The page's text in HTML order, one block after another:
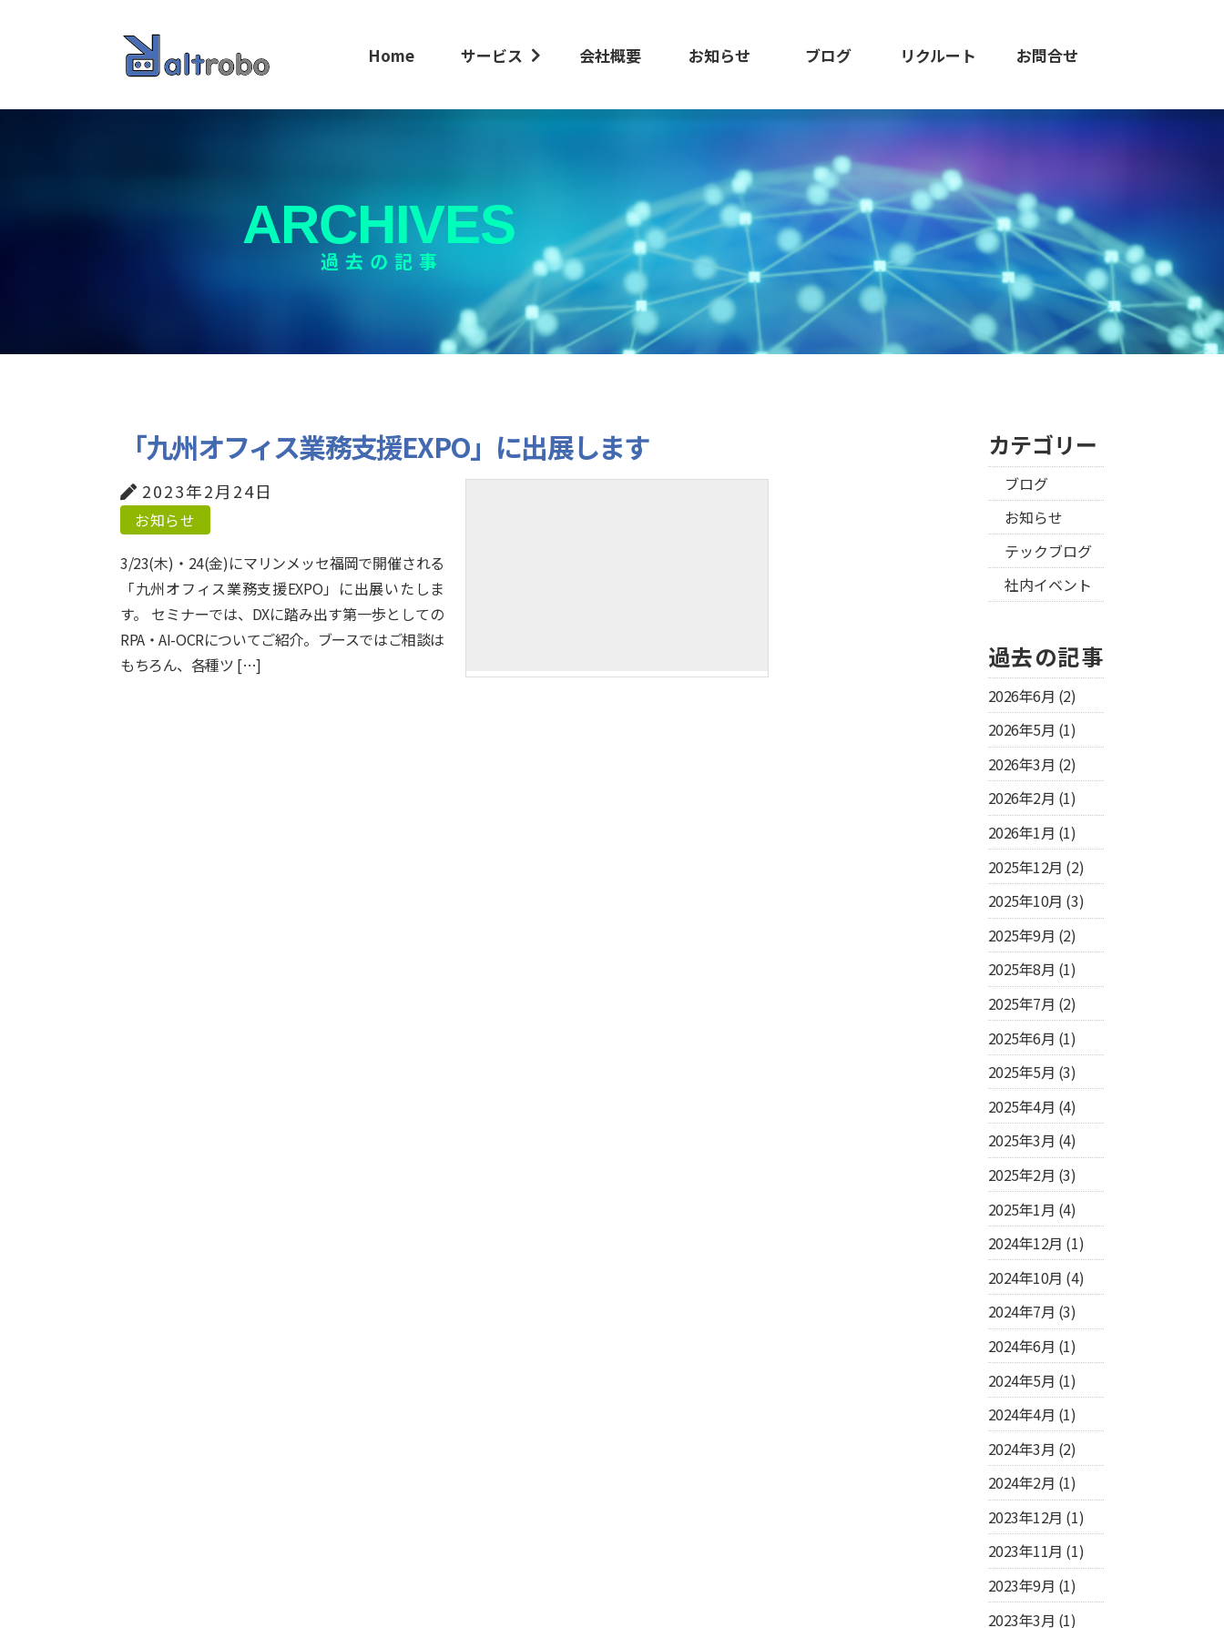
Home サービス 会社概要 お知らせ ブログ リクルート お問合せ
ARCHIVES
過去の記事
「九州オフィス業務支援EXPO」に出展します
2023年2月24日
お知らせ
3/23(木)・24(金)にマリンメッセ福岡で開催される
「九州オフィス業務支援EXPO」に出展いたしま
す。 セミナーでは、DXに踏み出す第一歩としての
RPA・AI-OCRについてご紹介。ブースではご相談は
もちろん、各種ツ […]
カテゴリー
ブログ
お知らせ
テックブログ
社内イベント
過去の記事
2026年6月 (2)
2026年5月 (1)
2026年3月 (2)
2026年2月 (1)
2026年1月 (1)
2025年12月 (2)
2025年10月 (3)
2025年9月 (2)
2025年8月 (1)
2025年7月 (2)
2025年6月 (1)
2025年5月 (3)
2025年4月 (4)
2025年3月 (4)
2025年2月 (3)
2025年1月 (4)
2024年12月 (1)
2024年10月 (4)
2024年7月 (3)
2024年6月 (1)
2024年5月 (1)
2024年4月 (1)
2024年3月 (2)
2024年2月 (1)
2023年12月 (1)
2023年11月 (1)
2023年9月 (1)
2023年3月 (1)